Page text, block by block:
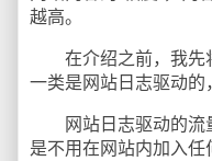
越高。
在介绍之前，我先将
一类是网站日志驱动的
网站日志驱动的流
是不用在网站内加入任